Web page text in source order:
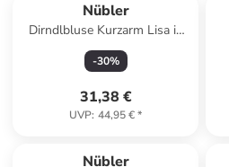
Nübler
Dirndlbluse Kurzarm Lisa in
Creme
-30%
31,38 €
UVP: 44,95 €*
Nübler